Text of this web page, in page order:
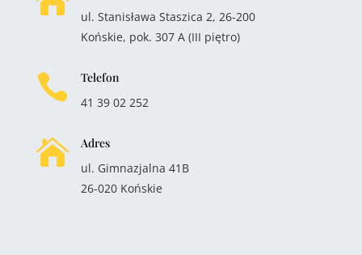
ul. Stanisława Staszica 2, 26-200
Końskie, pok. 307 A (III piętro)

Telefon
41 39 02 252

Adres
ul. Gimnazjalna 41B
26-020 Końskie